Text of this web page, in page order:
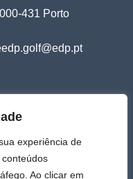
experiência de
Ao clicar em
431 Porto